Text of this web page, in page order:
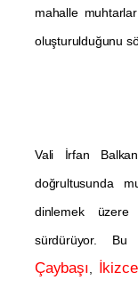
mahalle
oluşturulduğunu
Vali İrfan
doğrultusunda
dinlemek üzere
sürdürüyor. Bu
Çaybaşı İkizce